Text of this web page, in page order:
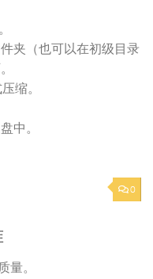
夹（也可以在初级目录
缩。
中。
0
量。